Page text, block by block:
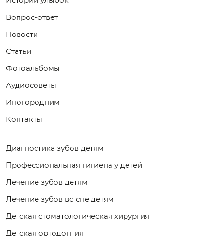
Вопрос-ответ
Новости
Статьи
Фотоальбомы
Аудиосоветы
Иногородним
Контакты
Диагностика зубов детям
Профессиональная гигиена у детей
Лечение зубов детям
Лечение зубов во сне детям
Детская стоматологическая хирургия
Детская ортодонтия